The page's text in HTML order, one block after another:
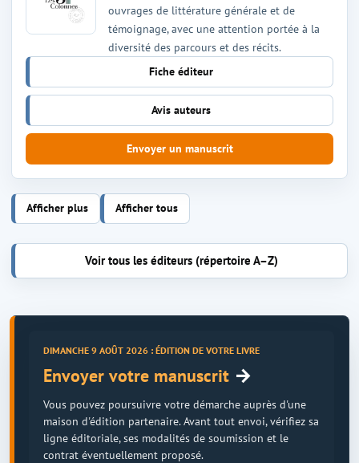
ouvrages de littérature générale et de
témoignage, avec une attention portée à la
diversité des parcours et des récits.
Fiche éditeur
Avis auteurs
Envoyer un manuscrit
Afficher plus Afficher tous
Voir tous les éditeurs (répertoire A–Z)
DIMANCHE 9 AOÛT 2026 : ÉDITION DE VOTRE LIVRE
Envoyer votre manuscrit →
Vous pouvez poursuivre votre démarche auprès d'une
maison d'édition partenaire. Avant tout envoi, vérifiez sa
ligne éditoriale, ses modalités de soumission et le
contrat éventuellement proposé.